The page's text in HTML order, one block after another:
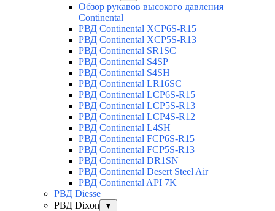
Обзор рукавов высокого давления
Continental
РВД Continental XCP6S-R15
РВД Continental XCP5S-R13
РВД Continental SR1SC
РВД Continental S4SP
РВД Continental S4SH
РВД Continental LR16SC
РВД Continental LCP6S-R15
РВД Continental LCP5S-R13
РВД Continental LCP4S-R12
РВД Continental L4SH
РВД Continental FCP6S-R15
РВД Continental FCP5S-R13
РВД Continental DR1SN
РВД Continental Desert Steel Air
РВД Continental API 7K
РВД Diesse
РВД Dixon
▼